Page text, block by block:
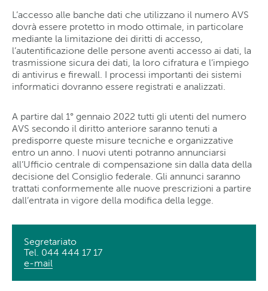
L’accesso alle banche dati che utilizzano il numero AVS
dovrà essere protetto in modo ottimale, in particolare
mediante la limitazione dei diritti di accesso,
l’autentificazione delle persone aventi accesso ai dati, la
trasmissione sicura dei dati, la loro cifratura e l’impiego
di antivirus e firewall. I processi importanti dei sistemi
informatici dovranno essere registrati e analizzati.
A partire dal 1° gennaio 2022 tutti gli utenti del numero
AVS secondo il diritto anteriore saranno tenuti a
predisporre queste misure tecniche e organizzative
entro un anno. I nuovi utenti potranno annunciarsi
all’Ufficio centrale di compensazione sin dalla data della
decisione del Consiglio federale. Gli annunci saranno
trattati conformemente alle nuove prescrizioni a partire
dall’entrata in vigore della modifica della legge.
Segretariato
Tel. 044 444 17 17
e-mail